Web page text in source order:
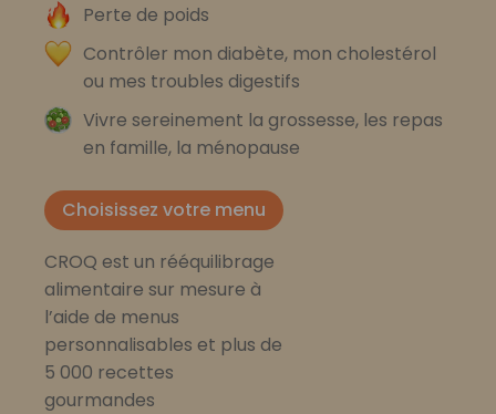
Perte de poids
Contrôler mon diabète, mon cholestérol
ou mes troubles digestifs
Vivre sereinement la grossesse, les repas
en famille, la ménopause
Choisissez votre menu
CROQ est un rééquilibrage
alimentaire sur mesure à
l’aide de menus
personnalisables et plus de
5 000 recettes
gourmandes